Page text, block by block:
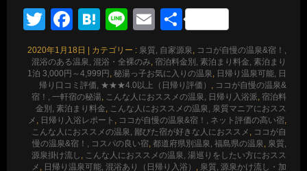
TwitterFacebook
Hatena
LineEmail
共
有
2020年1月18日 | カテゴリー : 泉質, 自家源泉
ココが自慢の温泉&宿！,
混浴のある温泉, 混浴・全裸のみ 宿泊料金別, 素泊まり料金, 素泊まり
1泊 3,000円～4,999円 秘湯っ子お気に入りの温泉
日帰り温泉可能, 日
帰り口コミ評価, ★★★4.0以上（日帰り評価）
ココが自慢の温泉&
宿！, 一軒宿の秘湯
こんな人におススメの温泉, 日帰り入浴派 宿泊料
金別, 素泊まり料金
こんな人におススメの温泉, 泉質マニアにおスス
メ
日帰り入浴レポート ココが自慢の温泉&宿！, ネット評価の高い宿
こんな人におススメの温泉, 鄙びた宿が好きな人におススメ
ココが自
慢の温泉&宿！, コスパの良い宿 都道府県別温泉, 福島県の温泉 泉質,
源泉掛け流し
こんな人におススメの温泉, 湯巡りをしたい方におスス
メ
日帰り温泉可能, 混浴あり（日帰り入浴） 泉質, 源泉かけ流し・加